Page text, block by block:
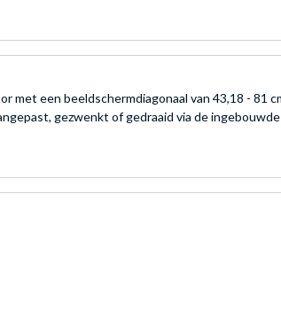
een beeldschermdiagonaal van 43,18 - 81
gezwenkt of gedraaid via de